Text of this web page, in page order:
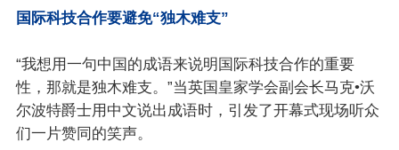
国际科技合作要避免“独木难支”
“我想用一句中国的成语来说明国际科技合作的重要
性，那就是独木难支。”当英国皇家学会副会长马克•沃
尔波特爵士用中文说出成语时，引发了开幕式现场听众
们一片赞同的笑声。